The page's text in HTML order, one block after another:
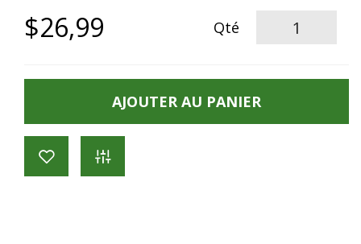
$26,99 Qté
AJOUTER AU PANIER